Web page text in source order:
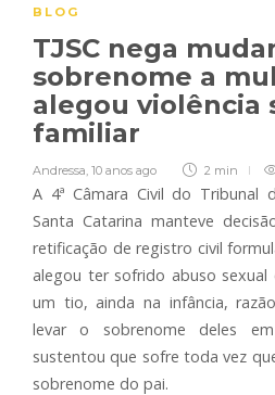
BLOG
TJSC nega
sobrenome a
alegou violência
familiar
Andressa, 10 anos ago 2 min
A 4ª Câmara Civil do Tribunal
Santa Catarina manteve
retificação de registro civil
alegou ter sofrido abuso
um tio, ainda na infância,
levar o sobrenome deles
sustentou que sofre toda vez
sobrenome do pai.